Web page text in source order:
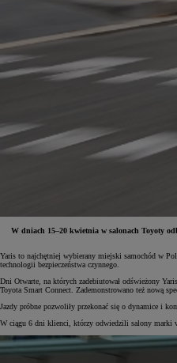
Od81 900 zł
Yaris Cross
W dniach 15–20 kwietnia w salonach Toyoty
Yaris to najchętniej wybierany miejski samochód w
technologii bezpieczeństwa czynnego.
Dni Otwarte, na których zadebiutował odświeżony
Toyota Smart Connect. Zademonstrowano też nową
Jazdy próbne pozwoliły przekonać się o dynamice i
W ciągu 6 dni klienci, którzy odwiedzili salony marki